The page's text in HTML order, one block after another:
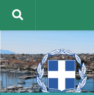
Skip to content